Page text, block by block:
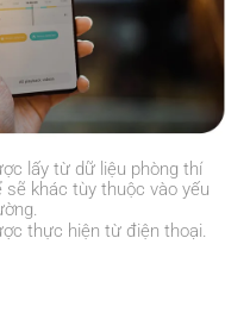
lấy từ dữ liệu phòng thí
khác tùy thuộc vào yếu
thực hiện từ điện thoại.